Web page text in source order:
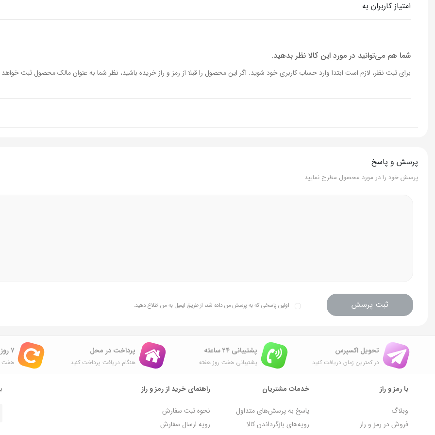
جنس درپوش شیشه
قابلیت نچسب دارد
مقاومت در برابر ضربه دارد
سازگاری با انواع اجاق گاز
امتیاز کاربران به
شما هم می‌توانید در مورد این کالا نظر بدهید.
برای ثبت نظر، لازم است ابتدا وارد حساب کاربری خود شوید. اگر این محصول را قبلا از رمز و راز خریده باشید، نظر شما به عنوان مالک محصول ثبت
پرسش و پاسخ
پرسش خود را در مورد محصول مطرح نمایید
ثبت پرسش اولین پاسخی که به پرسش من داده شد، از طریق ایمیل به من اطلاع دهید.
تحویل اکسپرس
در کمترین زمان دریافت کنید
پشتیبانی ۲۴ ساعته
پشتیبانی هفت روز هفته
پرداخت در محل
هنگام دریافت پرداخت کنید
۷ روز ضمانت بازگشت
هفت
با رمز و راز
وبلاگ
فروش در رمز و راز
خدمات مشتریان
پاسخ به پرسش‌های متداول
رویه‌های بازگرداندن کالا
راهنمای خرید از رمز و راز
نحوه ثبت سفارش
رویه ارسال سفارش